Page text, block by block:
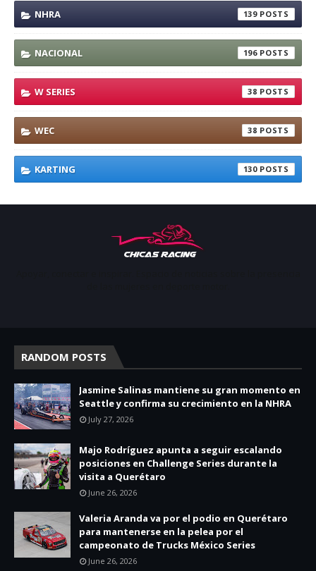
NHRA 139
NACIONAL 196
W SERIES 38
WEC 38
KARTING 130
RANDOM POSTS
Jasmine Salinas mantiene su gran momento en
Seattle y confirma su crecimiento en la NHRA
July 27, 2026
Majo Rodríguez apunta a seguir escalando
posiciones en Challenge Series durante la
visita a Querétaro
June 26, 2026
Valeria Aranda va por el podio en Querétaro
para mantenerse en la pelea por el
campeonato de Trucks México Series
June 26, 2026